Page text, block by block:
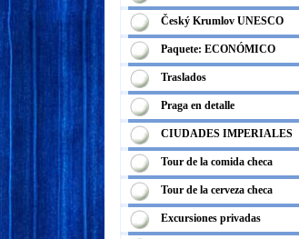
Český Krumlov UNESCO
Paquete: ECONÓMICO
Traslados
Praga en detalle
CIUDADES IMPERIALES
Tour de la comida checa
Tour de la cerveza checa
Excursiones privadas